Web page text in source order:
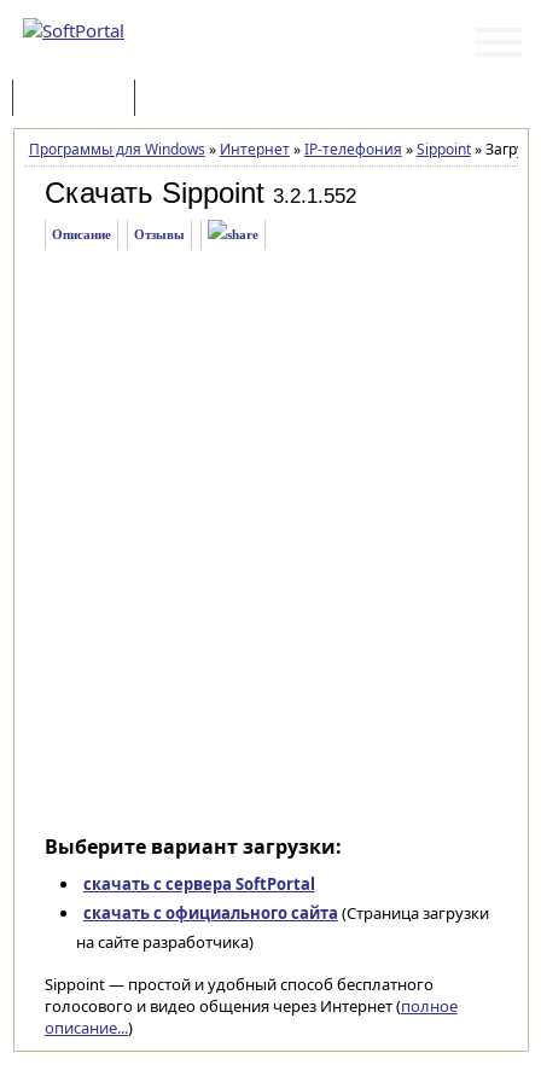
Программы для Windows » Интернет»IP-телефония »Sippoint»
Скачать Sippoint 3.2.1.552
Описание Отзывы
Выберите вариант загрузки:
скачать с сервера SoftPortal
скачать с официального сайта (Страница загрузки
на сайте разработчика)
Sippoint — простой и удобный способ бесплатного
голосового и видео общения через Интернет (полное
описание...)